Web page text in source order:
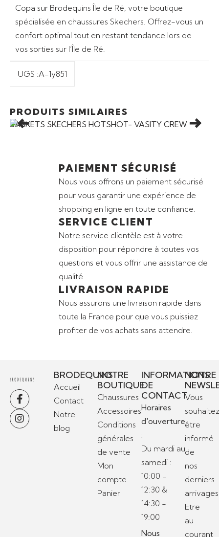
Copa sur Brodequins Île de Ré, votre boutique
spécialisée en chaussures Skechers. Offrez-vous un
confort optimal tout en restant tendance lors de
vos sorties sur l’Île de Ré.
UGS :A-1y851
PRODUITS SIMILAIRES
Ajouter au panier
Promo
BASKETS SKECHERS HOTSHOT- VASITY CREW
PAIEMENT SÉCURISÉ
Nous vous offrons un paiement sécurisé
pour vous garantir une expérience de
shopping en ligne en toute confiance.
SERVICE CLIENT
Notre service clientèle est à votre
disposition pour répondre à toutes vos
questions et vous offrir une assistance de
qualité.
LIVRAISON RAPIDE
Nous assurons une livraison rapide dans
toute la France pour que vous puissiez
profiter de vos achats sans attendre.
BRODEQUINS
Accueil
Contact
Notre
blog
NOTRE
BOUTIQUE
Chaussures
Accessoires
Conditions
générales
de vente
Mon
compte
Panier
INFORMATIONS
DE
CONTACT
Horaires
d'ouverture
:
Du mardi au
samedi :
10:00 -
12:30 &
14:30 -
19:00
Nous
NOTRE
Vous
être
informé
de
nos
derniers
Etre
au
courant